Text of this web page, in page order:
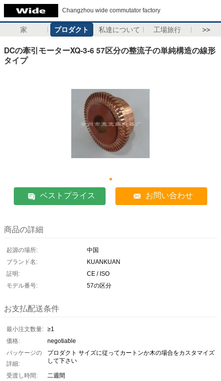
Changzhou wide commutator factory
家 プロダクト 私達について 工場旅行 >>
DCの牽引モーターXQ-3-6 57区分の整流子の単純構造の線形
タイプ
ベストプライス お問い合わせ
商品の詳細
起源の場所:
中国
ブランド名:
KUANKUAN
証明:
CE / ISO
モデル番号:
57の区分
お支払配送条件
最小注文数量: ≥1
価格:
negotiable
パッケージの
詳細:
プロダクト サイズに従ってカートンか木の場合をカスタマイズ
して下さい
受渡し時間:
二週間